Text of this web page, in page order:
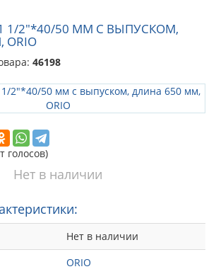
1/2"*40/50 ММ С ВЫПУСКОМ,
46198
голосов)
Нет в наличии
Нет в наличии
ORIO